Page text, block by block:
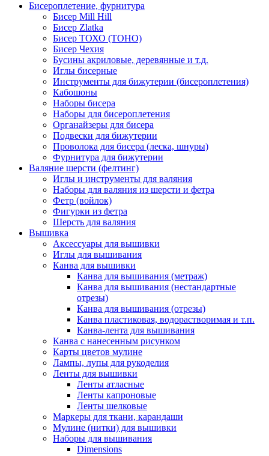
Бисероплетение, фурнитура
Бисер Mill Hill
Бисер Zlatka
Бисер ТОХО (TOHO)
Бисер Чехия
Бусины акриловые, деревянные и т.д.
Иглы бисерные
Инструменты для бижутерии (бисероплетения)
Кабошоны
Наборы бисера
Наборы для бисероплетения
Органайзеры для бисера
Подвески для бижутерии
Проволока для бисера (леска, шнуры)
Фурнитура для бижутерии
Валяние шерсти (фелтинг)
Иглы и инструменты для валяния
Наборы для валяния из шерсти и фетра
Фетр (войлок)
Фигурки из фетра
Шерсть для валяния
Вышивка
Аксессуары для вышивки
Иглы для вышивания
Канва для вышивки
Канва для вышивания (метраж)
Канва для вышивания (нестандартные
отрезы)
Канва для вышивания (отрезы)
Канва пластиковая, водорастворимая и т.п.
Канва-лента для вышивания
Канва с нанесенным рисунком
Карты цветов мулине
Лампы, лупы для рукоделия
Ленты для вышивки
Ленты атласные
Ленты капроновые
Ленты шелковые
Маркеры для ткани, карандаши
Мулине (нитки) для вышивки
Наборы для вышивания
Dimensions